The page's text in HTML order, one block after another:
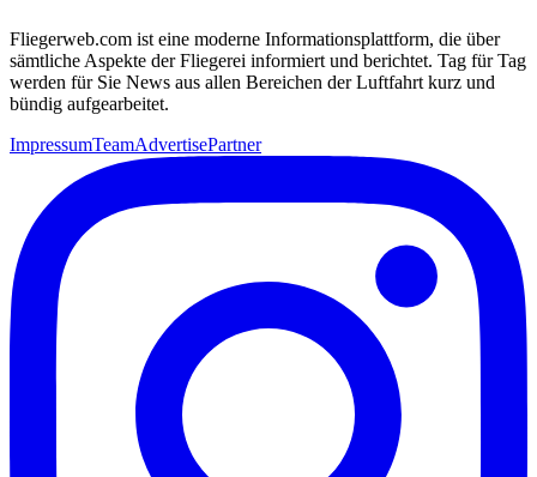
Fliegerweb.com ist eine moderne Informationsplattform, die über
sämtliche Aspekte der Fliegerei informiert und berichtet. Tag für Tag
werden für Sie News aus allen Bereichen der Luftfahrt kurz und
bündig aufgearbeitet.
ImpressumTeamAdvertisePartner